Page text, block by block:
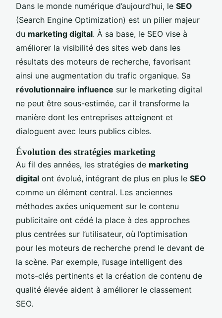
Dans le monde numérique d’aujourd’hui, le SEO
(Search Engine Optimization) est un pilier majeur
du marketing digital. À sa base, le SEO vise à
améliorer la visibilité des sites web dans les
résultats des moteurs de recherche, favorisant
ainsi une augmentation du trafic organique. Sa
révolutionnaire influence sur le marketing digital
ne peut être sous-estimée, car il transforme la
manière dont les entreprises atteignent et
dialoguent avec leurs publics cibles.
Évolution des stratégies marketing
Au fil des années, les stratégies de marketing
digital ont évolué, intégrant de plus en plus le SEO
comme un élément central. Les anciennes
méthodes axées uniquement sur le contenu
publicitaire ont cédé la place à des approches
plus centrées sur l’utilisateur, où l’optimisation
pour les moteurs de recherche prend le devant de
la scène. Par exemple, l’usage intelligent des
mots-clés pertinents et la création de contenu de
qualité élevée aident à améliorer le classement
SEO.